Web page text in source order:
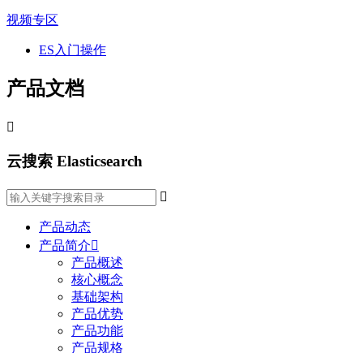
视频专区
ES入门操作
产品文档

云搜索 Elasticsearch

产品动态
产品简介
产品概述
核心概念
基础架构
产品优势
产品功能
产品规格